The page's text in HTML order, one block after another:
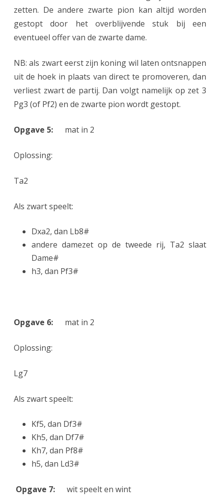
zetten. De andere zwarte pion kan altijd worden
gestopt door het overblijvende stuk bij een
eventueel offer van de zwarte dame.
NB: als zwart eerst zijn koning wil laten ontsnappen
uit de hoek in plaats van direct te promoveren, dan
verliest zwart de partij. Dan volgt namelijk op zet 3
Pg3 (of Pf2) en de zwarte pion wordt gestopt.
Opgave 5: mat in 2
Oplossing:
Ta2
Als zwart speelt:
Dxa2, dan Lb8#
andere damezet op de tweede rij, Ta2 slaat
Dame#
h3, dan Pf3#
Opgave 6: mat in 2
Oplossing:
Lg7
Als zwart speelt:
Kf5, dan Df3#
Kh5, dan Df7#
Kh7, dan Pf8#
h5, dan Ld3#
Opgave 7: wit speelt en wint